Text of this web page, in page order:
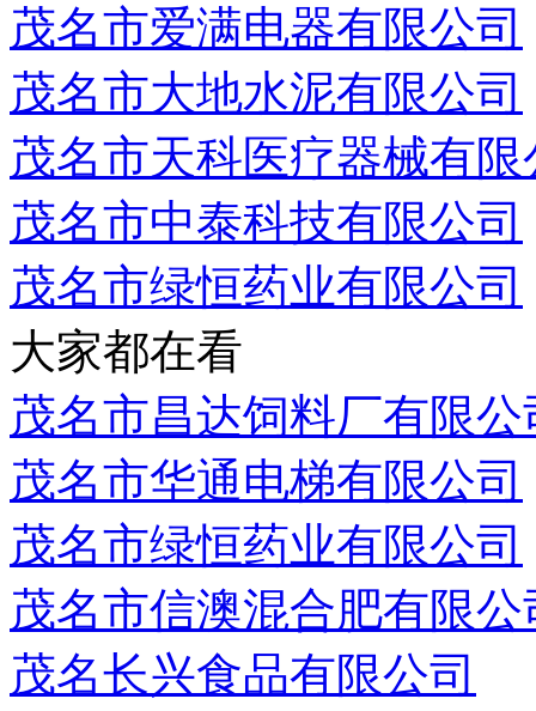
茂名市爱满电器有限公司
茂名市大地水泥有限公司
茂名市天科医疗器械有限
茂名市中泰科技有限公司
茂名市绿恒药业有限公司
大家都在看
茂名市昌达饲料厂有限公
茂名市华通电梯有限公司
茂名市绿恒药业有限公司
茂名市信澳混合肥有限公
茂名长兴食品有限公司